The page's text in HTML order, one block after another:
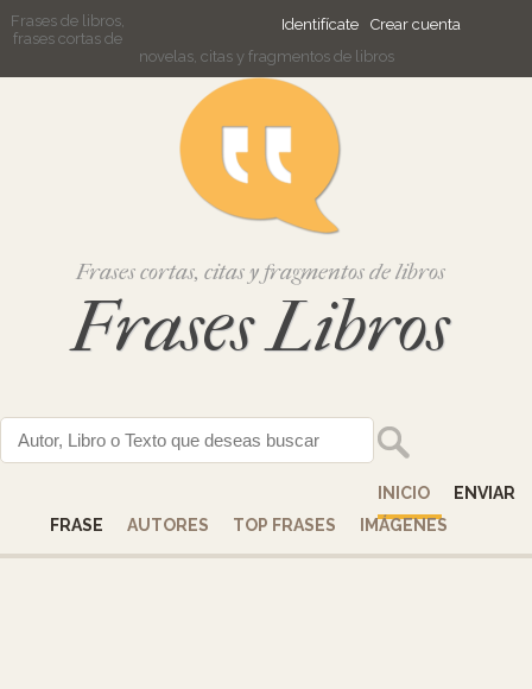
Identifícate Crear cuenta
Frases de libros,
frases cortas de
novelas, citas y fragmentos de libros
Frases cortas, citas y fragmentos de libros
Frases Libros
INICIO
ENVIAR
FRASE
AUTORES TOP FRASES IMÁGENES